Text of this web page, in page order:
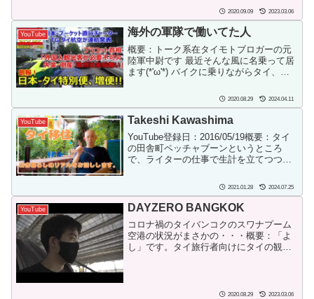
ャンネル登録をお願いします。SNS情
報： ランキング項目
2020.09.09 2023.03.06
YouTube 海外の軍隊で働いてた人
概要：トーク系在タイモトブロガーの元
陸軍中尉です 最近そんな風に名乗って居
ます(*'ω'*) バイクに乗りながらタイ、主
時事や文化、歴史、観光地など、様々な
タイに関するトークをさせて頂いていま
す。モトブ...
2020.08.29 2024.04.11
YouTube Takeshi Kawashima
YouTube登録日：2016/05/19概要：タイ
の田舎町ペッチャブーンというところ
で、ライターの仕事で生計を立てつつ、
嫁と3歳児の悪魔ちゃんと過ごしていま
す。 タイの田舎町への移住のことやライ
ター（ク...
2021.01.28 2024.07.25
YouTube DAYZERO BANGKOK
コロナ禍のタイバンコクのスワナプーム
空港の状況がまさかの・・・概要：「よ
し」です。タイ旅行者向けにタイの観光
2020.08.29 2023.03.06